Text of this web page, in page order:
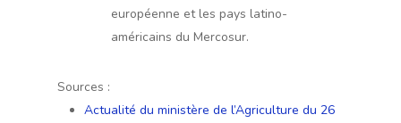
européenne et les pays latino-
américains du Mercosur.
Sources :
Actualité du ministère de l’Agriculture du 26